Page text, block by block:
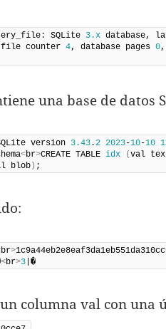
SQLite 3.x database,
counter 4, database pages 0,
una base de datos
version 3.43.2 2023-10-10
<br>CREATE TABLE idx (val
blob ) ;
br>
<br>3 |�
columna val con una